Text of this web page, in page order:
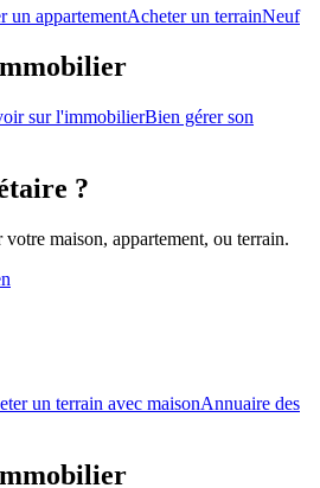
un appartementAcheter un terrainNeuf
sur l'immobilierBien gérer son
?
maison, appartement, ou terrain.
un terrain avec maisonAnnuaire des